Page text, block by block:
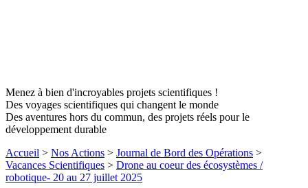
Menez à bien d'incroyables projets scientifiques !
Des voyages scientifiques qui changent le monde
Des aventures hors du commun, des projets réels pour le
développement durable
Accueil > Nos Actions > Journal de Bord des Opérations >
Vacances Scientifiques > Drone au coeur des écosystèmes /
robotique- 20 au 27 juillet 2025